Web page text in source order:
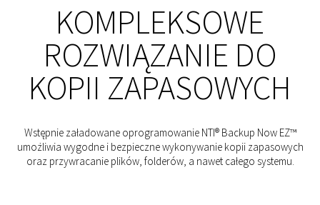
KOMPLEKSOWE
ROZWIĄZANIE DO
KOPII ZAPASOWYCH
Wstępnie załadowane oprogramowanie NTI® Backup Now EZ™
umożliwia wygodne i bezpieczne wykonywanie kopii zapasowych
oraz przywracanie plików, folderów, a nawet całego systemu.